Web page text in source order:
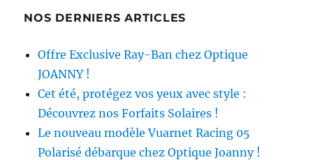
NOS DERNIERS ARTICLES
Offre Exclusive Ray-Ban chez Optique
JOANNY !
Cet été, protégez vos yeux avec style :
Découvrez nos Forfaits Solaires !
Le nouveau modèle Vuarnet Racing 05
Polarisé débarque chez Optique Joanny !